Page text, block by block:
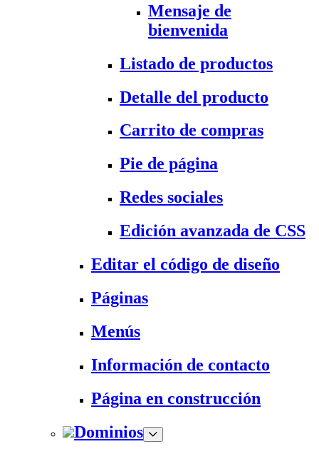
Mensaje de
bienvenida
Listado de productos
Detalle del producto
Carrito de compras
Pie de página
Redes sociales
Edición avanzada de CSS
Editar el código de diseño
Páginas
Menús
Información de contacto
Página en construcción
Dominios